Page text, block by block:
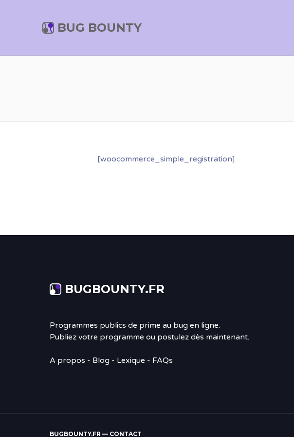
BUG BOUNTY
[woocommerce_simple_registration]
BUGBOUNTY.FR
Programmes publics de prime au bug en ligne.
Publiez votre programme ou postulez dès maintenant.
A propos - Blog - Lexique - FAQs
BUGBOUNTY.FR — CONTACT